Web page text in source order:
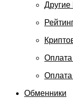
Обменники